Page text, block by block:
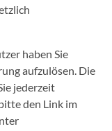
haben Sie
aufzulösen. Die
jederzeit
den Link im